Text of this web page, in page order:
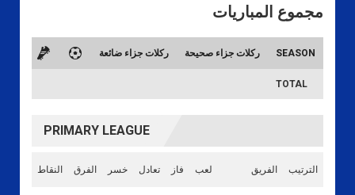
مجموع المباريات
SEASON ركلات جزاء صحيحة ركلات جزاء ضائعة
TOTAL
PRIMARY LEAGUE
الترتيب الفريق لعب فاز تعادل خسر الفرق النقاط